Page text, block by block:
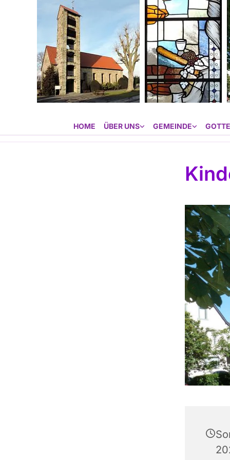
HOME ÜBER UNS GEMEINDE